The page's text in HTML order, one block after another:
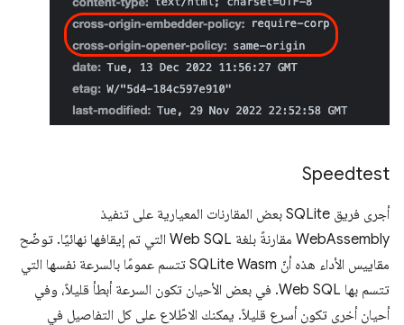
Speedtest
أجرى فريق SQLite بعض المقارنات المعيارية على تنفيذ
WebAssembly مقارنةً بلغة Web SQL التي تم إيقافها نهائيًا. توضّح
مقاييس الأداء هذه أنّ SQLite Wasm تتسم عمومًا بالسرعة نفسها التي
تتسم بها Web SQL. في بعض الأحيان تكون السرعة أبطأ قليلاً، وفي
أحيان أخرى تكون أسرع قليلاً. يمكنك الاطّلاع على كل التفاصيل في